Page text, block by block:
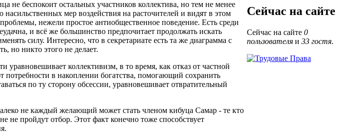
не беспокоит остальных участников коллектива, но тем не менее
мер воздействия на расточителей и видят в этом
нежели простое антиобщественное поведение. Есть среди
и всё же большинство предпочитает продолжать искать
силу. Интересно, что в секретариате есть та же диаграмма с
но никто этого не делает.
уравновешивает коллективизм, в то время, как отказ от частной
в накоплении богатства, помогающий сохранить
по ту сторону обсессии, уравновешивает отвратительный
не каждый желающий может стать членом кибуца Самар - те кто
не пройдут отбор. Этот факт конечно тоже способствует
Сейчас на сайте
Сейчас на сайте 0
пользователя и 33 гостя.